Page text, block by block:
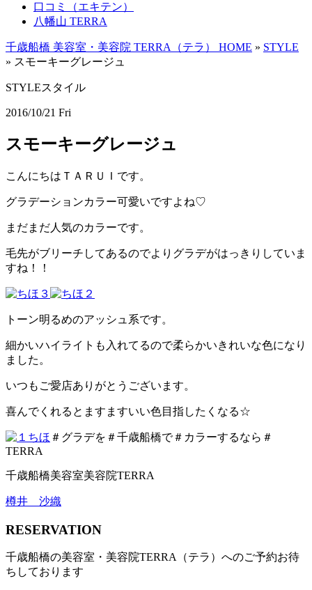
口コミ（エキテン）
八幡山 TERRA
千歳船橋 美容室・美容院 TERRA（テラ） HOME » STYLE
» スモーキーグレージュ
STYLEスタイル
2016/10/21 Fri
スモーキーグレージュ
こんにちはＴＡＲＵＩです。
グラデーションカラー可愛いですよね♡
まだまだ人気のカラーです。
毛先がブリーチしてあるのでよりグラデがはっきりしていま
すね！！
トーン明るめのアッシュ系です。
細かいハイライトも入れてるので柔らかいきれいな色になり
ました。
いつもご愛店ありがとうございます。
喜んでくれるとますますいい色目指したくなる☆
＃グラデを＃千歳船橋で＃カラーするなら＃
TERRA
千歳船橋美容室美容院TERRA
樽井 沙織
RESERVATION
千歳船橋の美容室・美容院TERRA（テラ）へのご予約お待
ちしております